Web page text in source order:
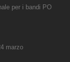
per i bandi PO
marzo